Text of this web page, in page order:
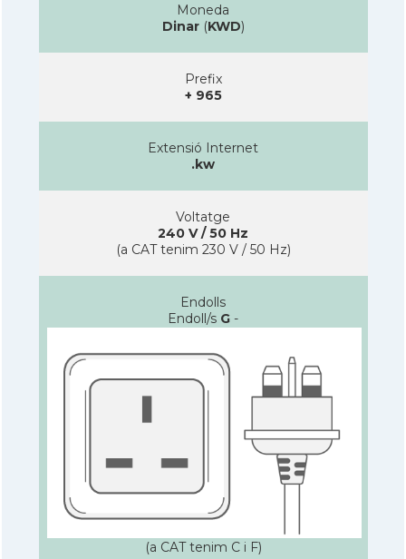
Moneda
Dinar(KWD)
Prefix
+ 965
Extensió Internet
.kw
Voltatge
240 V / 50 Hz
(a CAT tenim 230 V / 50 Hz)
Endolls
Endoll/s G -
(a CAT tenim C i F)